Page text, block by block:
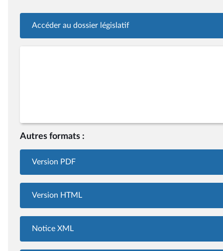
Accéder au dossier législatif
Autres formats :
Version PDF
Version HTML
Notice XML